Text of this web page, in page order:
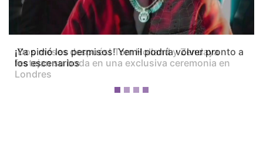
¡Dos meses después! Tom Holland y Zendaya
festejan su boda en una exclusiva ceremonia en
Londres